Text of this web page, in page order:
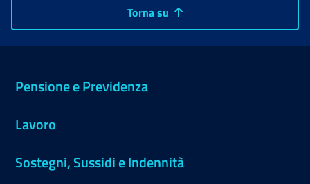
Torna su
Pensione e Previdenza
Lavoro
Sostegni, Sussidi e Indennità